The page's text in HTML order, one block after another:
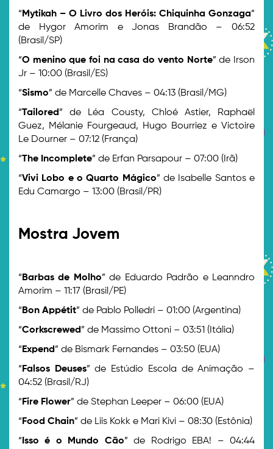
“ Mytikah – O Livro dos Heróis: Chiquinha Gonzaga”
de Hygor Amorim e Jonas Brandão – 06:52
(Brasil/SP)
“O menino que foi na casa do vento Norte” de Irson
Jr – 10:00 (Brasil/ES)
“Sismo” de Marcelle Chaves – 04:13 (Brasil/MG)
“Tailored ” de Léa Cousty, Chloé Astier, Raphaël
Guez, Mélanie Fourgeaud, Hugo Bourriez e Victoire
Le Dourner – 07:12 (França)
“The Incomplete” de Erfan Parsapour – 07:00 (Irã)
“Vivi Lobo e o Quarto Mágico” de Isabelle Santos e
Edu Camargo – 13:00 (Brasil/PR)
Mostra Jovem
“ Barbas de Molho” de Eduardo Padrão e Leanndro
Amorim – 11:17 (Brasil/PE)
“ Bon Appétit” de Pablo Polledri – 01:00 (Argentina)
“Corkscrewed ” de Massimo Ottoni – 03:51 (Itália)
“ Expend ” de Bismark Fernandes – 03:50 (EUA)
“ Falsos Deuses” de Estúdio Escola de Animação –
04:52 (Brasil/RJ)
“ Fire Flower” de Stephan Leeper – 06:00 (EUA)
“ Food Chain” de Liis Kokk e Mari Kivi – 08:30 (Estônia)
“ Isso é o Mundo Cão” de Rodrigo EBA! – 04:44